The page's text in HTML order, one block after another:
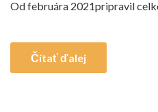
Od februára 2021pripravil
Čítať ďalej